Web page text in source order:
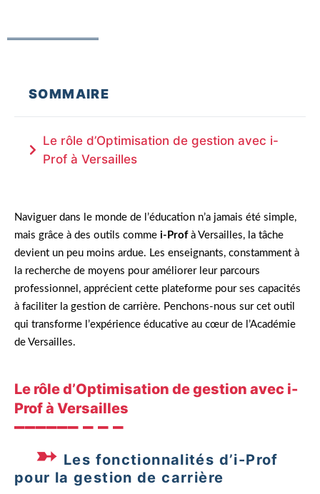
SOMMAIRE
Le rôle d’Optimisation de gestion avec i-
Prof à Versailles
Naviguer dans le monde de l’éducation n’a jamais été simple,
mais grâce à des outils comme i-Profà Versailles, la tâche
devient un peu moins ardue. Les enseignants, constamment à
la recherche de moyens pour améliorer leur parcours
professionnel, apprécient cette plateforme pour ses capacités
à faciliter la gestion de carrière. Penchons-nous sur cet outil
qui transforme l’expérience éducative au cœur de l’Académie
de Versailles.
Le rôle d’Optimisation de gestion avec i-
Prof à Versailles
Les fonctionnalités d’i-Prof
pour la gestion de carrière